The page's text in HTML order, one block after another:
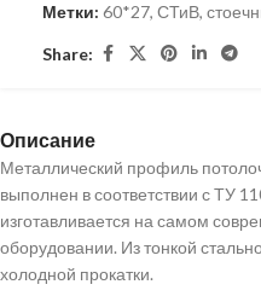
Метки: 60*27, СТиВ,
Share:
Описание
Металлический профиль
выполнен в соответствии с ТУ
изготавливается на самом
оборудовании. Из тонкой
холодной прокатки.